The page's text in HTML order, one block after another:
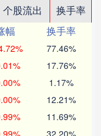
个股流出
换手率
幅
换手率
77.46%
17.76%
1.17%
12.21%
11.69%
32.20%